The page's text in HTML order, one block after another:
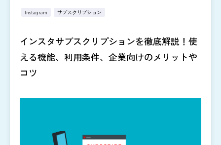
Instagram サブスクリプション
インスタサブスクリプションを徹底解説！使
える機能、利用条件、企業向けのメリットや
コツ